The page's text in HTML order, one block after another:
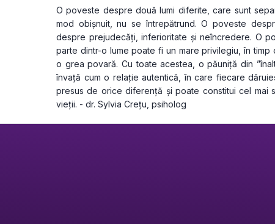
O poveste despre două lumi diferite, care sunt
mod obișnuit, nu se întrepătrund. O poveste
despre prejudecăți, inferioritate și neîncredere. O
parte dintr-o lume poate fi un mare privilegiu, în
o grea povară. Cu toate acestea, o păuniță din
învață cum o relație autentică, în care fiecare
presus de orice diferență și poate constitui cel mai
vieții. - dr. Sylvia Crețu, psiholog